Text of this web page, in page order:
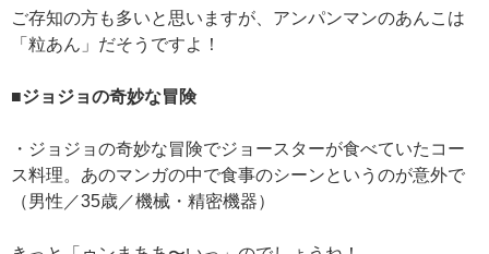
ご存知の方も多いと思いますが、アンパンマンのあんこは
「粒あん」だそうですよ！
■ジョジョの奇妙な冒険
・ジョジョの奇妙な冒険でジョースターが食べていたコー
ス料理。あのマンガの中で食事のシーンというのが意外で
（男性／35歳／機械・精密機器）